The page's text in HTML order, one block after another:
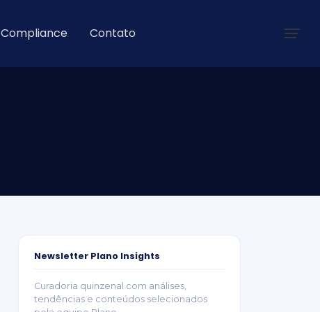
Compliance Contato
Newsletter Plano Insights
Curadoria quinzenal com análises,
tendências e conteúdos selecionados